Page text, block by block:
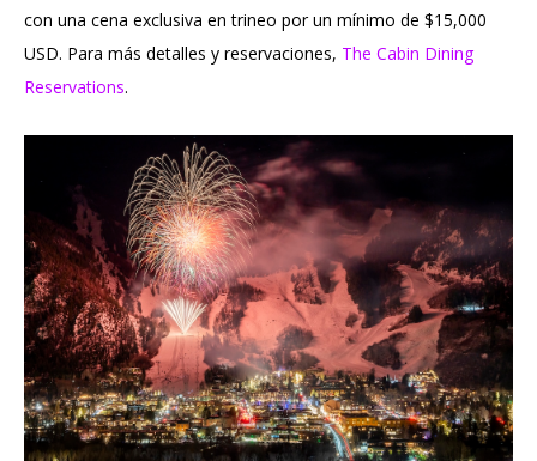
con una cena exclusiva en trineo por un mínimo de $15,000
USD. Para más detalles y reservaciones, The Cabin Dining
Reservations.